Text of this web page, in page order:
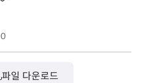
0
파일 다운로드